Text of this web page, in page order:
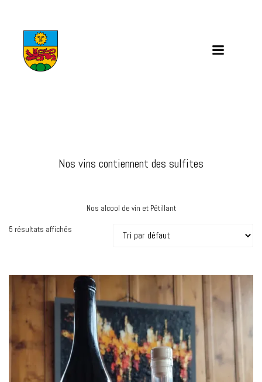
Nos vins contiennent des sulfites
Nos alcool de vin et Pétillant
5 résultats affichés